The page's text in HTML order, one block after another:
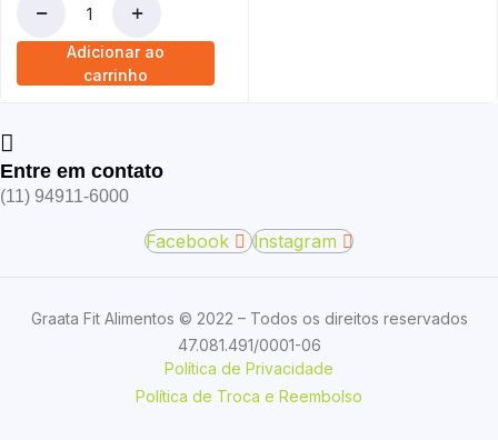
de
quantidade
Adicionar ao
carrinho
Entre em contato
(11) 94911-6000
Facebook Instagram
Graata Fit Alimentos © 2022 – Todos os direitos reservados
47.081.491/0001-06
Política de Privacidade
Política de Troca e Reembolso